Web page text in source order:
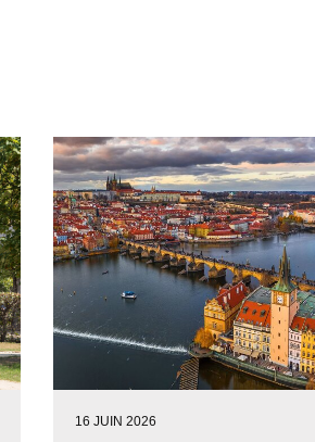
16 JUIN 2026